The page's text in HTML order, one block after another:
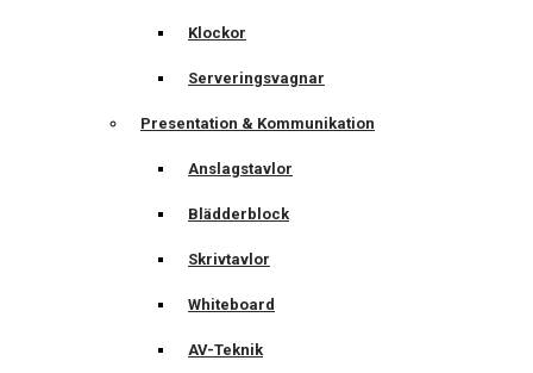
Klockor
Serveringsvagnar
Presentation & Kommunikation
Anslagstavlor
Blädderblock
Skrivtavlor
Whiteboard
AV-Teknik